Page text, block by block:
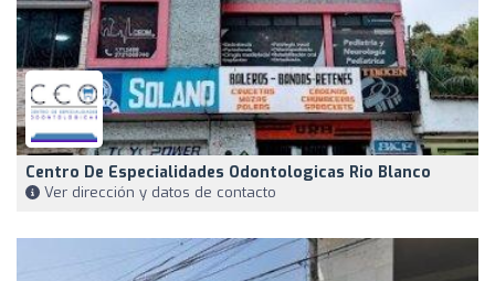
Centro De Especialidades Odontologicas Rio Blanco
Ver dirección y datos de contacto